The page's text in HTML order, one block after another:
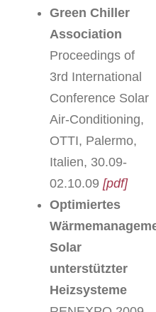
Green Chiller
Association
Proceedings of
3rd International
Conference Solar
Air-Conditioning,
OTTI, Palermo,
Italien, 30.09-
02.10.09 [pdf]
Optimiertes
Solar
unterstützter
Heizsysteme